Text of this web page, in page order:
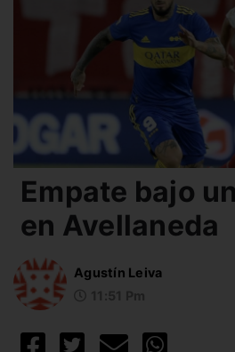
Empate bajo
en Avellaneda
Agustín Leiva